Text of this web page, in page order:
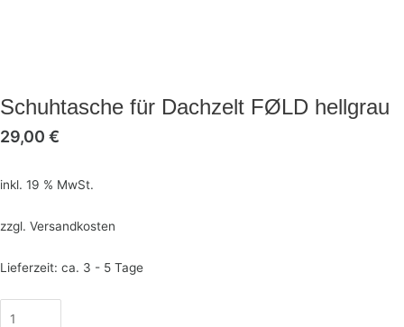
Schuhtasche für Dachzelt FØLD hellgrau
29,00 €
inkl. 19 % MwSt.
zzgl. Versandkosten
Lieferzeit: ca. 3 - 5 Tage